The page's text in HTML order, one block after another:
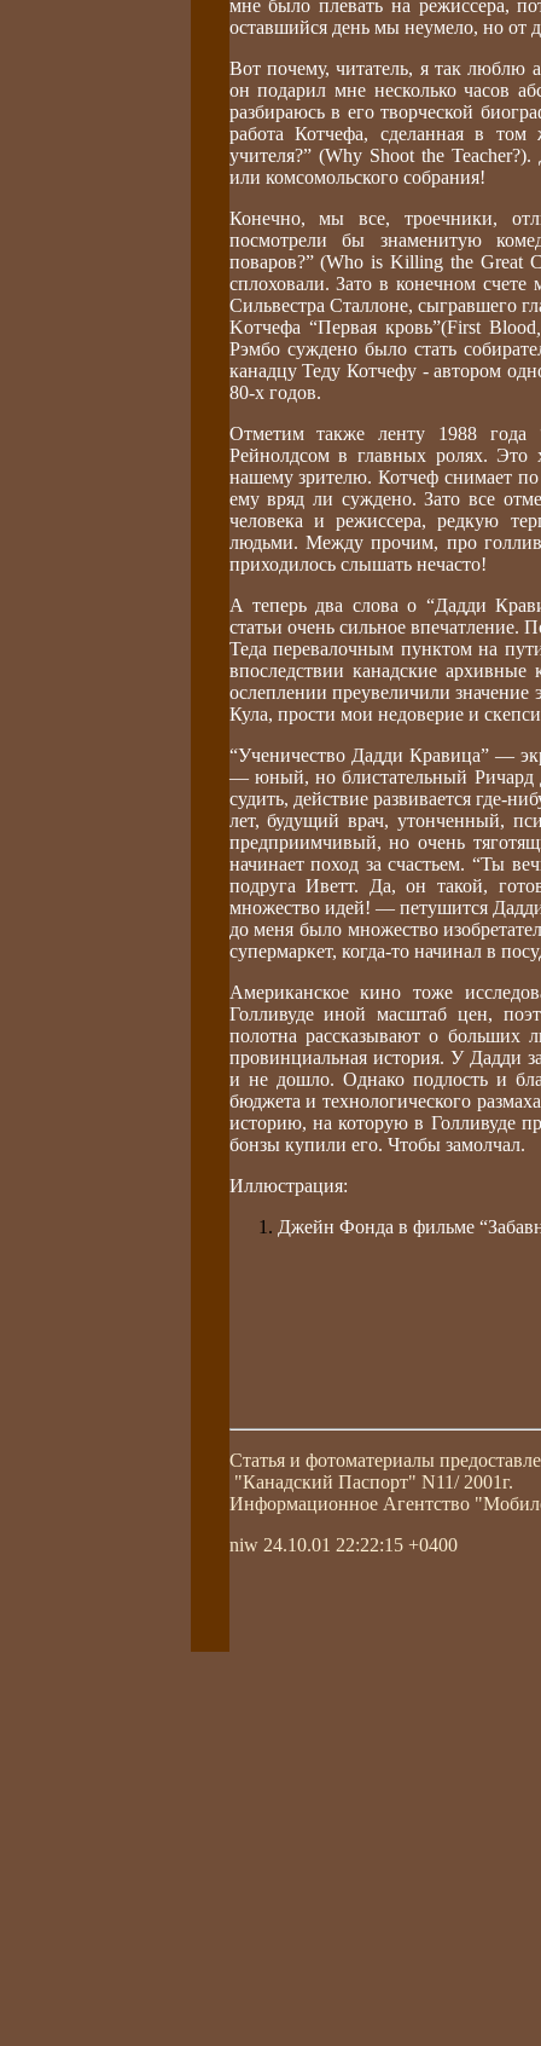
мне было плевать на режиссера,
оставшийся день мы неумело, но от
Вот почему, читатель, я так люблю
он подарил мне несколько часов
разбираюсь в его творческой
работа Котчефа, сделанная в
учителя?” (Why Shoot the
или комсомольского собрания!
Конечно, мы все, троечники,
посмотрели бы знаменитую
поваров?” (Who is Killing the Great
сплоховали. Зато в конечном
Сильвестра Сталлоне, сыгравшего
Koтчефа “Первая кровь”(First Blood
Рэмбо суждено было стать
канадцу Теду Котчефу - автором
80-х годов.
Отметим также ленту 1988 года
Рейнолдсом в главных ролях. Это
нашему зрителю. Котчеф снимает
ему вряд ли суждено. Зато все
человека и режиссера, редкую
людьми. Между прочим, про
приходилось слышать нечасто!
А теперь два слова о “Дадди
статьи очень сильное впечатление.
Теда перевалочным пунктом на
впоследствии канадские
ослеплении преувеличили
Кула, прости мои недоверие и
“Ученичество Дадди Кравица” —
— юный, но блистательный Ричард
судить, действие развивается где-
лет, будущий врач, утонченный,
предприимчивый, но очень
начинает поход за счастьем. “Ты
подруга Иветт. Да, он такой,
множество идей! — петушится
до меня было множество
супермаркет, когда-то начинал в
Американское кино тоже
Голливуде иной масштаб цен,
полотна рассказывают о больших
провинциальная история. У Дадди
и не дошло. Однако подлость и
бюджета и технологического
историю, на которую в Голливуде
бонзы купили его. Чтобы замолчал.
Иллюстрация:
Джейн Фонда в фильме
Статья и фотоматериалы
"Канадский Паспорт" N11/ 2001г.
Информационное Агентство
niw 24.10.01 22:22:15 +0400